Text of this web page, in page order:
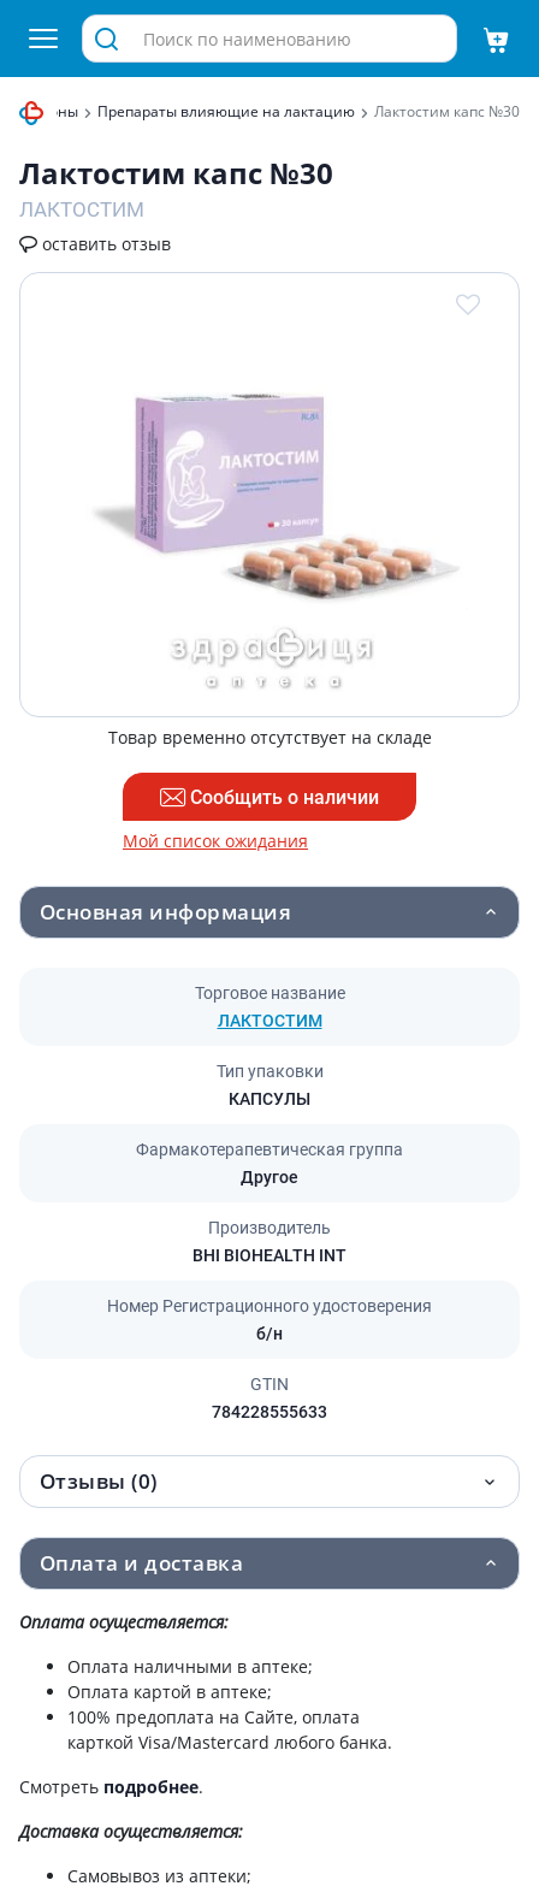
гормоны Препараты влияющие на лактацию Лактостим капс №30
Лактостим капс №30
ЛАКТОСТИМ
оставить отзыв
Товар временно отсутствует на складе
Сообщить о наличии
Мой список ожидания
Основная информация
Торговое название
ЛАКТОСТИМ
Тип упаковки
КАПСУЛЫ
Фармакотерапевтическая группа
Другое
Производитель
BHI BIOHEALTH INT
Номер Регистрационного удостоверения
б/н
GTIN
784228555633
Отзывы (0)
Оплата и доставка
Оплата осуществляется:
Оплата наличными в аптеке;
Оплата картой в аптеке;
100% предоплата на Сайте, оплата
карткой Visa/Mastercard любого банка.
Смотреть подробнее.
Доставкаосуществляется:
Самовывоз из аптеки;